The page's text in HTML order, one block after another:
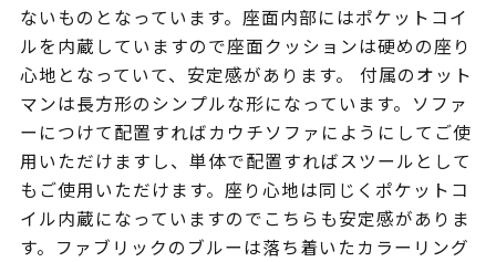
ないものとなっています。座面内部にはポケットコイ
ルを内蔵していますので座面クッションは硬めの座り
心地となっていて、安定感があります。 付属のオット
マンは長方形のシンプルな形になっています。ソファ
ーにつけて配置すればカウチソファにようにしてご使
用いただけますし、単体で配置すればスツールとして
もご使用いただけます。座り心地は同じくポケットコ
イル内蔵になっていますのでこちらも安定感がありま
す。ファブリックのブルーは落ち着いたカラーリング